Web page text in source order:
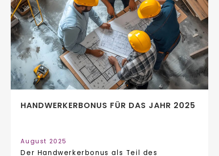
HANDWERKERBONUS FÜR DAS JAHR 2025
August 2025
Der Handwerkerbonus als Teil des